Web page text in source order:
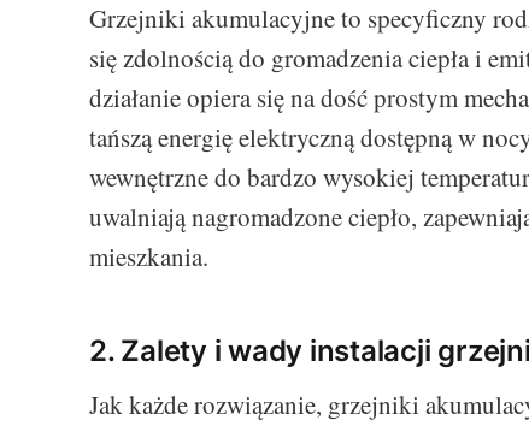
Grzejniki akumulacyjne to specyficzny
się zdolnością do gromadzenia ciepła i
działanie opiera się na dość prostym
tańszą energię elektryczną dostępną w
wewnętrzne do bardzo wysokiej
uwalniają nagromadzone ciepło,
mieszkania.
2. Zalety i wady instalacji
Jak każde rozwiązanie, grzejniki